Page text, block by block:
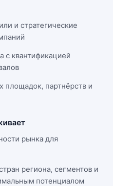
и стратегические
с квантификацией
площадок, партнёрств и
рынка для
региона, сегментов и
потенциалом